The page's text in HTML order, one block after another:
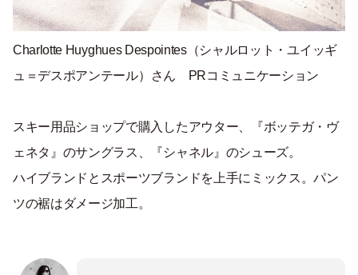
Charlotte Huyghues Despointes（シャルロット・ユイッギ
ュ＝ デスポアンテール）さん PRコミュニケーション
スキー用品ショップで購入したアウター、『ボッテガ・ヴ
ェネタ』のサングラス、『シャネル』のシューズ。
ハイブランドとスポーツブランドを上手にミックス。パン
ツの裾はダメージ加工。